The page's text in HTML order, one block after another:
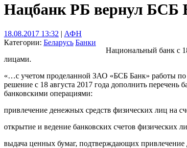
Нацбанк РБ вернул БСБ
18.08.2017 13:32 | АФН
Категории: Беларусь Банки
Национальный банк с
лицами.
«…с учетом проделанной ЗАО «БСБ Банк» работы по
решение с 18 августа 2017 года дополнить
банковскими операциями:
привлечение денежных средств физических лиц на
открытие и ведение банковских счетов физических
выдача ценных бумаг, подтверждающих